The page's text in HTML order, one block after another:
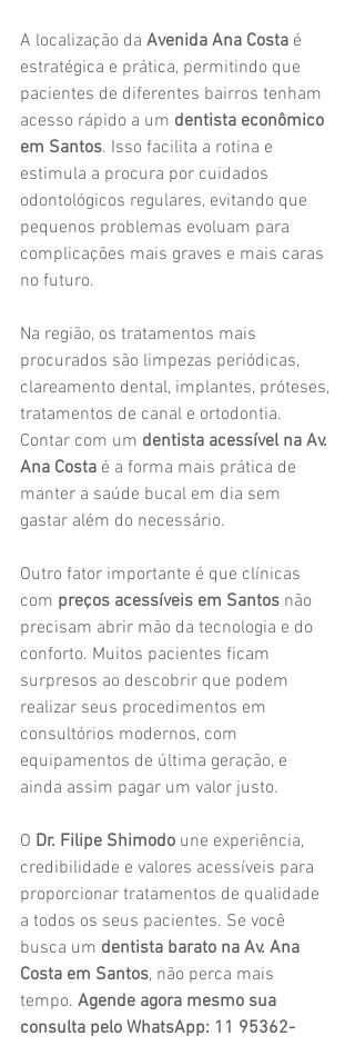
A localização da Avenida Ana Costa é
estratégica e prática, permitindo que
pacientes de diferentes bairros tenham
acesso rápido a um dentista econômico
em Santos. Isso facilita a rotina e
estimula a procura por cuidados
odontológicos regulares, evitando que
pequenos problemas evoluam para
complicações mais graves e mais caras
no futuro.
Na região, os tratamentos mais
procurados são limpezas periódicas,
clareamento dental, implantes, próteses,
tratamentos de canal e ortodontia.
Contar com um dentista acessível na Av.
Ana Costa é a forma mais prática de
manter a saúde bucal em dia sem
gastar além do necessário.
Outro fator importante é que clínicas
com preços acessíveis em Santos não
precisam abrir mão da tecnologia e do
conforto. Muitos pacientes ficam
surpresos ao descobrir que podem
realizar seus procedimentos em
consultórios modernos, com
equipamentos de última geração, e
ainda assim pagar um valor justo.
O Dr. Filipe Shimodo une experiência,
credibilidade e valores acessíveis para
proporcionar tratamentos de qualidade
a todos os seus pacientes. Se você
busca um dentista barato na Av. Ana
Costa em Santos, não perca mais
tempo. Agende agora mesmo sua
consulta pelo WhatsApp: 11 95362-